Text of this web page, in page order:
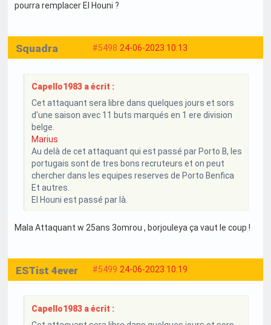
pourra remplacer El Houni ?
#5498 24-06-2023 10:13
Squadra
Capello1983 a écrit :
Cet attaquant sera libre dans quelques jours et sors
d'une saison avec 11 buts marqués en 1 ere division
belge.
Marius
Au delà de cet attaquant qui est passé par Porto B, les
portugais sont de tres bons recruteurs et on peut
chercher dans les equipes reserves de Porto Benfica
Et autres.
El Houni est passé par là.
Mala Attaquant w 25ans 3omrou , borjouleya ça vaut le coup !
#5499 24-06-2023 10:19
ESTist 4ever
Capello1983 a écrit :